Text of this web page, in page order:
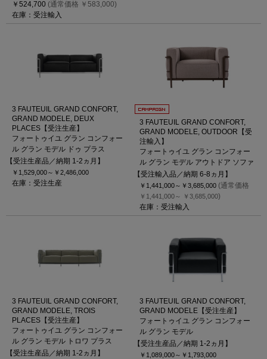
￥524,700 (通常価格 ￥583,000)
在庫：受注輸入
3 FAUTEUIL GRAND CONFORT,
GRAND MODELE, DEUX
PLACES【受注生産】
フォートゥイユ グラン コンフォー
ル グラン モデル ドゥ プラス
【受注生産品／納期 1-2ヵ月】
￥1,529,000～ ￥2,486,000
在庫：受注生産
3 FAUTEUIL GRAND CONFORT,
GRAND MODELE, OUTDOOR【受
注輸入】
フォートゥイユ グラン コンフォー
ル グラン モデル アウトドア ソファ
【受注輸入品／納期 6-8ヵ月】
￥1,441,000～ ￥3,685,000 (通常価格
￥1,441,000～ ￥3,685,000)
在庫：受注輸入
3 FAUTEUIL GRAND CONFORT,
GRAND MODELE, TROIS
PLACES【受注生産】
フォートゥイユ グラン コンフォー
ル グラン モデル トロワ プラス
【受注生産品／納期 1-2ヵ月】
3 FAUTEUIL GRAND CONFORT,
GRAND MODELE【受注生産】
フォートゥイユ グラン コンフォー
ル グラン モデル
【受注生産品／納期 1-2ヵ月】
￥1,089,000～ ￥1,793,000